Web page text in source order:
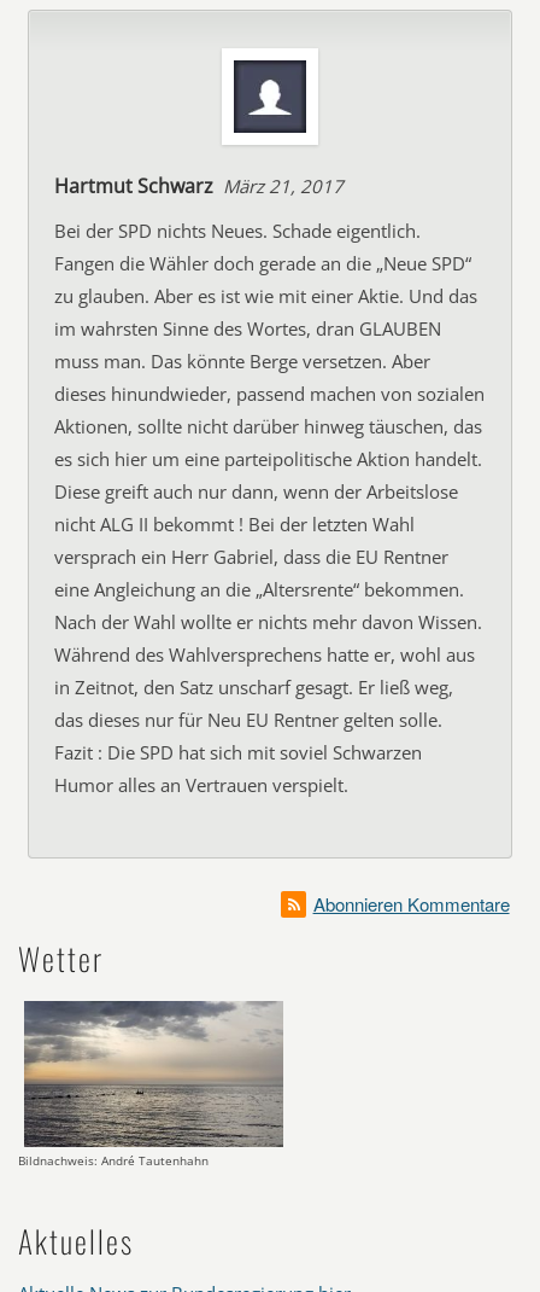
Hartmut Schwarz März 21, 2017
Bei der SPD nichts Neues. Schade eigentlich.
Fangen die Wähler doch gerade an die „Neue SPD“
zu glauben. Aber es ist wie mit einer Aktie. Und das
im wahrsten Sinne des Wortes, dran GLAUBEN
muss man. Das könnte Berge versetzen. Aber
dieses hinundwieder, passend machen von sozialen
Aktionen, sollte nicht darüber hinweg täuschen, das
es sich hier um eine parteipolitische Aktion handelt.
Diese greift auch nur dann, wenn der Arbeitslose
nicht ALG II bekommt ! Bei der letzten Wahl
versprach ein Herr Gabriel, dass die EU Rentner
eine Angleichung an die „Altersrente“ bekommen.
Nach der Wahl wollte er nichts mehr davon Wissen.
Während des Wahlversprechens hatte er, wohl aus
in Zeitnot, den Satz unscharf gesagt. Er ließ weg,
das dieses nur für Neu EU Rentner gelten solle.
Fazit : Die SPD hat sich mit soviel Schwarzen
Humor alles an Vertrauen verspielt.
Abonnieren Kommentare
Wetter
Bildnachweis: André Tautenhahn
Aktuelles